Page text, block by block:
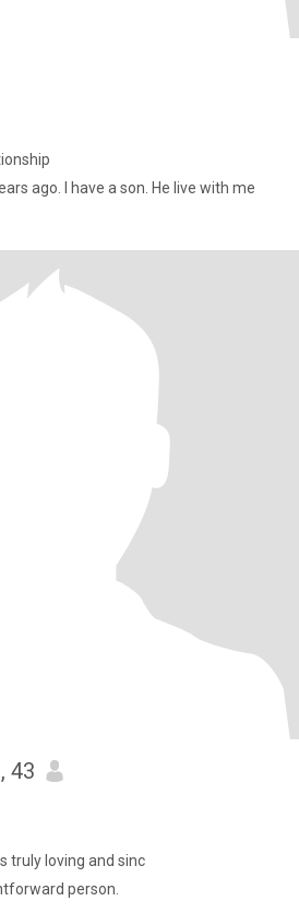
ago. I have a son. He live with me
, 43
truly loving and sinc
person.